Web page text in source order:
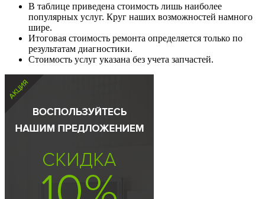
В таблице приведена стоимость лишь наиболее
популярных услуг. Круг наших возможностей намного
шире.
Итоговая стоимость ремонта определяется только по
результатам диагностики.
Стоимость услуг указана без учета запчастей.